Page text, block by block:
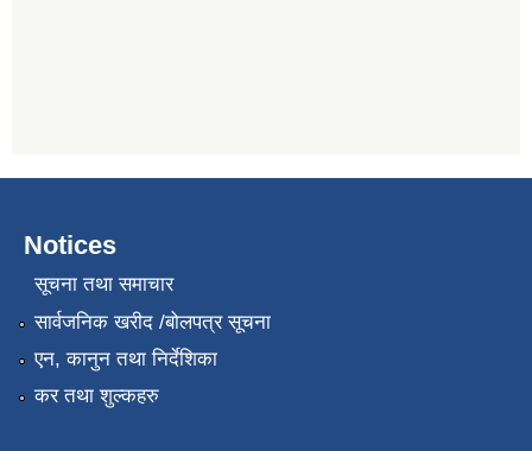
Notices
सूचना तथा समाचार
सार्वजनिक खरीद /बोलपत्र सूचना
एन, कानुन तथा निर्देशिका
कर तथा शुल्कहरु